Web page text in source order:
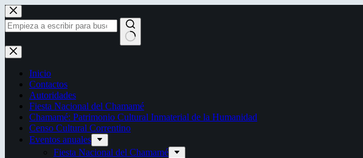
Saltar
al
contenido
Sin
resultados
Inicio
Contactos
Autoridades
Fiesta Nacional del Chamamé
Chamamé: Patrimonio Cultural Inmaterial de la Humanidad
Censo Cultural Correntino
Eventos anuales
Fiesta Nacional del Chamamé